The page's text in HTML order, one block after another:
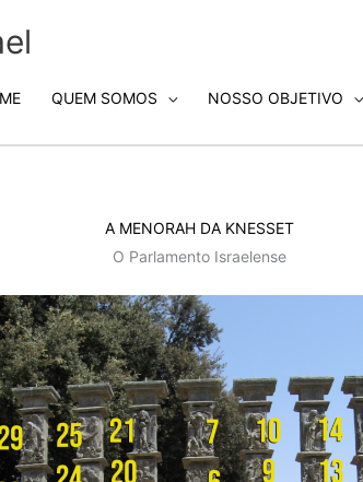
QUEM SOMOS NOSSO OBJETIVO
A MENORAH DA KNESSET
O Parlamento Israelense